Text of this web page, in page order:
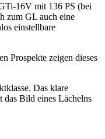
16V mit 136 PS (bei
zum GL auch eine
einstellbare
Prospekte zeigen dieses
Das klare
das Bild eines Lächelns